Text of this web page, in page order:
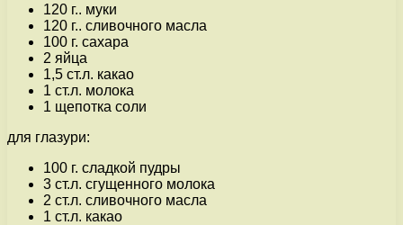
120 г.. муки
120 г.. сливочного масла
100 г. сахара
2 яйца
1,5 ст.л. какао
1 ст.л. молока
1 щепотка соли
для глазури:
100 г. сладкой пудры
3 ст.л. сгущенного молока
2 ст.л. сливочного масла
1 ст.л. какао